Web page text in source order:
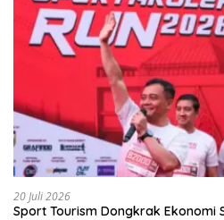
20 Juli 2026
Sport Tourism Dongkrak Ekonomi